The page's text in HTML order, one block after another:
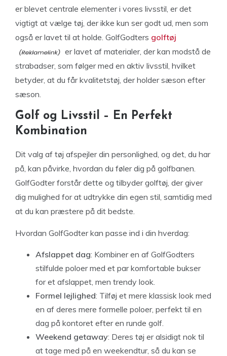
er blevet centrale elementer i vores livsstil, er det
vigtigt at vælge tøj, der ikke kun ser godt ud, men som
også er lavet til at holde. GolfGodters golftøj
er lavet af materialer, der kan modstå de
strabadser, som følger med en aktiv livsstil, hvilket
betyder, at du får kvalitetstøj, der holder sæson efter
sæson.
Golf og Livsstil – En Perfekt
Kombination
Dit valg af tøj afspejler din personlighed, og det, du har
på, kan påvirke, hvordan du føler dig på golfbanen.
GolfGodter forstår dette og tilbyder golftøj, der giver
dig mulighed for at udtrykke din egen stil, samtidig med
at du kan præstere på dit bedste.
Hvordan GolfGodter kan passe ind i din hverdag:
Afslappet dag: Kombiner en af GolfGodters
stilfulde poloer med et par komfortable bukser
for et afslappet, men trendy look.
Formel lejlighed: Tilføj et mere klassisk look med
en af deres mere formelle poloer, perfekt til en
dag på kontoret efter en runde golf.
Weekend getaway: Deres tøj er alsidigt nok til
at tage med på en weekendtur, så du kan se